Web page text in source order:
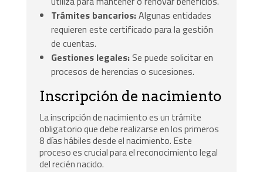
Trámites bancarios:Algunas entidades
requieren este certificado para la gestión
de cuentas.
Gestiones legales: Se puede solicitar en
procesos de herencias o sucesiones.
Inscripción de nacimiento
La inscripción de nacimiento es un trámite
obligatorio que debe realizarse en los primeros
8 días hábiles desde el nacimiento. Este
proceso es crucial para el reconocimiento legal
del recién nacido.